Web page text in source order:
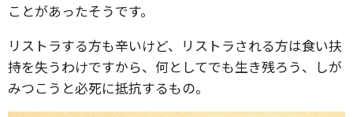
ことがあったそうです。
リストラする方も辛いけど、リストラされる方は食い扶
持を失うわけですから、何としてでも生き残ろう、しが
みつこうと必死に抵抗するもの。